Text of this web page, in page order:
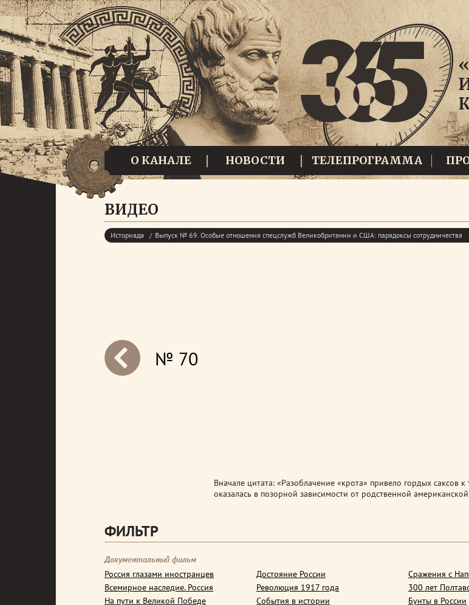
О КАНАЛЕ НОВОСТИ ТЕЛЕПРОГРАММА
ВИДЕО
Историада Выпуск № 69. Особые отношения спецслужб Великобритании и США: парадоксы сотрудничества
№ 70
Вначале цитата: «Разоблачение «крота» привело гордых саксов
оказалась в позорной зависимости от родственной
ФИЛЬТР
Документальный фильм
Россия глазами иностранцев
Всемирное наследие. Россия
На пути к Великой Победе
Достояние России
Революция 1917 года
События в истории
Сражения с
300 лет
Бунты в России